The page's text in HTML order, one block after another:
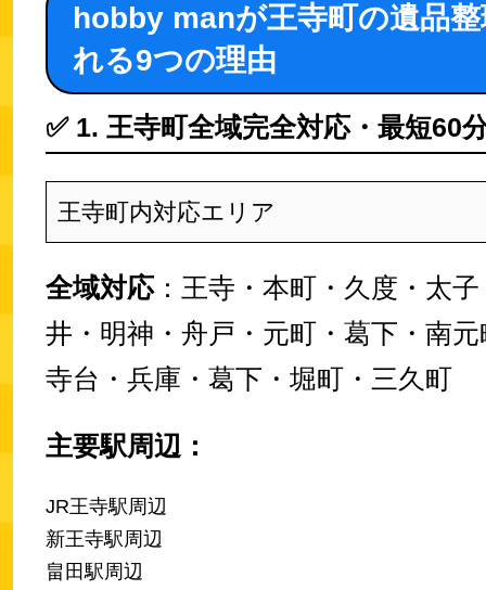
hobby manが王寺町の遺品
れる9つの理由
✅ 1. 王寺町全域完全対応・最短60
王寺町内対応エリア
全域対応：王寺・本町・久度・太
井・明神・舟戸・元町・葛下・南
寺台・兵庫・葛下・堀町・三久町
主要駅周辺：
JR王寺駅周辺
新王寺駅周辺
畠田駅周辺